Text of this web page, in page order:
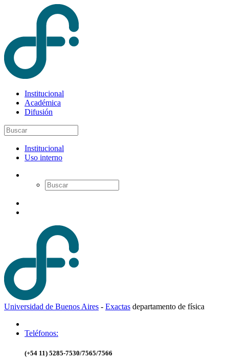
Institucional
Académica
Difusión
Institucional
Uso interno
Universidad de Buenos Aires - Exactas departamento de física
Teléfonos:
(+54 11) 5285-7530/7565/7566